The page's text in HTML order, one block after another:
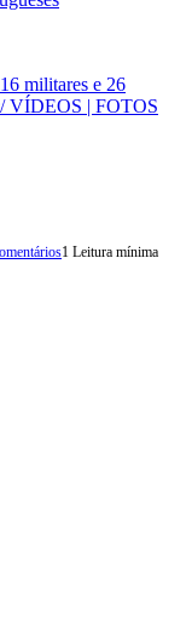
militares e 26
VÍDEOS | FOTOS
1 Leitura mínima